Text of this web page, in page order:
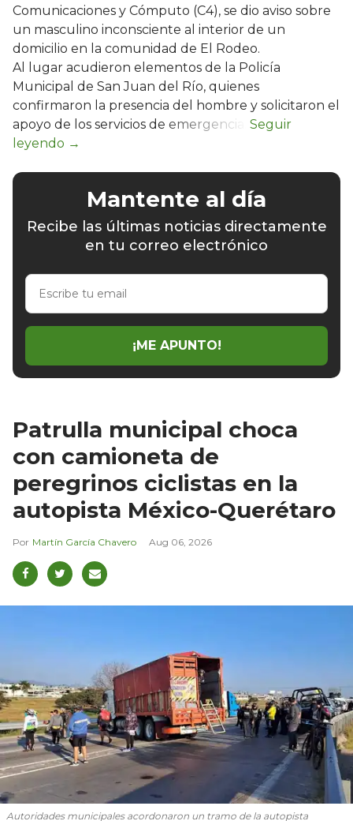
Comunicaciones y Cómputo (C4), se dio aviso sobre
un masculino inconsciente al interior de un
domicilio en la comunidad de El Rodeo.
Al lugar acudieron elementos de la Policía
Municipal de San Juan del Río, quienes
confirmaron la presencia del hombre y solicitaron el
apoyo de los servicios de emergencia.
Mantente al día
Recibe las últimas noticias directamente
en tu correo electrónico
Escribe
email
¡ME APUNTO!
Patrulla municipal choca
con camioneta de
peregrinos ciclistas en la
autopista México-Querétaro
Martín García Chavero Aug 06, 2026
Autoridades municipales acordonaron un tramo de la autopista